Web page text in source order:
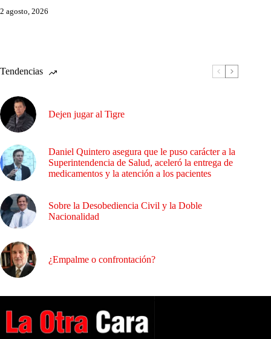
2 agosto, 2026
Tendencias
Dejen jugar al Tigre
Daniel Quintero asegura que le puso carácter a la
Superintendencia de Salud, aceleró la entrega de
medicamentos y la atención a los pacientes
Sobre la Desobediencia Civil y la Doble
Nacionalidad
¿Empalme o confrontación?